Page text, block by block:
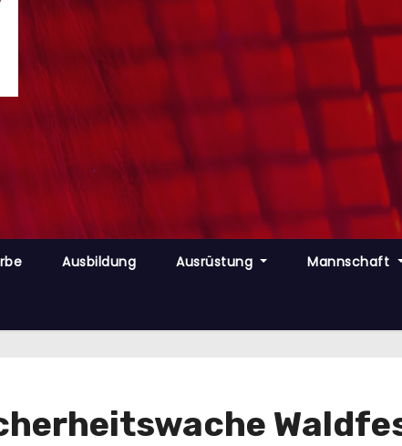
Ausbildung Ausrüstung Mannschaft